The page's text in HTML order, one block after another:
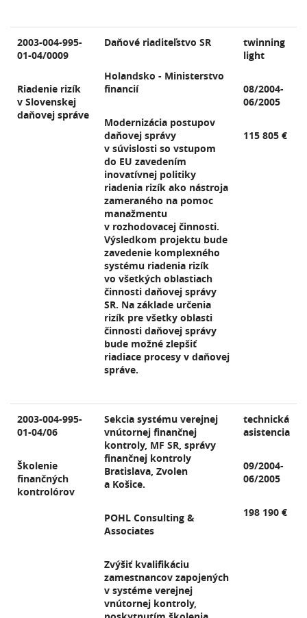
2003-004-995-
01-04/0009
Riadenie rizík
v Slovenskej
daňovej správe
Daňové riaditeľstvo SR
Holandsko - Ministerstvo
financií
Modernizácia postupov
daňovej správy
v súvislosti so vstupom
do EU zavedením
inovatívnej politiky
riadenia rizík ako nástroja
zameraného na pomoc
manažmentu
v rozhodovacej činnosti.
Výsledkom projektu bude
zavedenie komplexného
systému riadenia rizík
vo všetkých oblastiach
činnosti daňovej správy
SR. Na základe určenia
rizík pre všetky oblasti
činnosti daňovej správy
bude možné zlepšiť
riadiace procesy v daňovej
správe.
twinning
light
08/2004-
06/2005
115 805 €
2003-004-995-
01-04/06
Školenie
finančných
kontrolórov
Sekcia systému verejnej
vnútornej finančnej
kontroly, MF SR, správy
finančnej kontroly
Bratislava, Zvolen
a Košice.
POHL Consulting &
Associates
Zvýšiť kvalifikáciu
zamestnancov zapojených
v systéme verejnej
vnútornej kontroly,
technická
asistencia
09/2004-
06/2005
198 190 €